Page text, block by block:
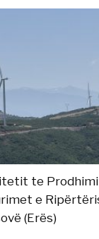
te
e
(Erës)